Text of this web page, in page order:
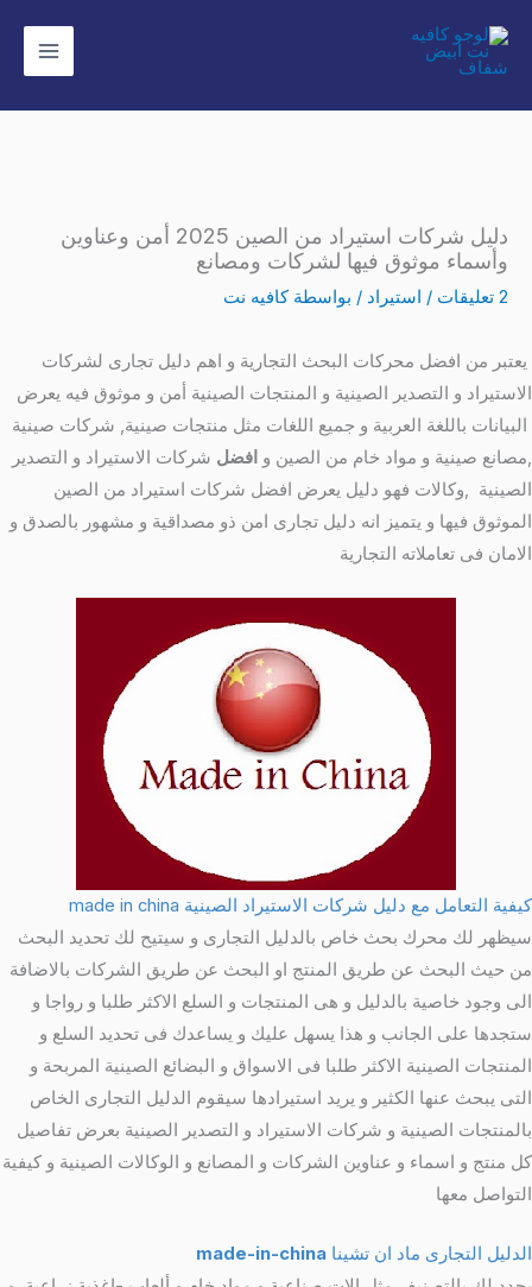
إلى
المحتوى
دليل شركات استيراد من الصين 2025 أمن وعناوين
وأسماء موثوق فيها لشركات ومصانع
2 تعليقات / استيراد / بواسطة كافيه نت
يعتبر من افضل محركات البحث التجارية و اهم دليل تجارى لشركات
الاستيراد و التصدير الصينية و المنتجات الصينية أمن و موثوق فيه يعرض
البيانات باللغة العربية و جميع اللغات مثل منتجات صينية, شركات صينية
,مصانع صينية و مواد خام من الصين و افضل شركات الاستيراد و التصدير
الصينية ,وكالات فهو دليل يعرض افضل شركات استيراد من الصين
الموثوق فيها و يتميز انه دليل تجارى امن ذو مصداقية و مشهور بالصدق و
الامان فى تعاملاته التجارية
كيفية التعامل مع دليل شركات الاستيراد الصينية made in china
سيظهر لك محرك بحث خاص بالدليل التجارى و سيتيح لك تحديد البحث
من حيث البحث عن طريق المنتج او البحث عن طريق الشركات بالاضافة
الى وجود خاصية بالدليل و هى المنتجات و السلع الاكثر طلبا و رواجا و
ستجدها على الجانب و هذا يسهل عليك و يساعدك فى تحديد السلع و
المنتجات الصينية الاكثر طلبا فى الاسواق و البضائع الصينية المربحة و
التى يبحث عنها الكثير و يريد استيرادها سيقوم الدليل التجارى الخاص
بالمنتجات الصينية و شركات الاستيراد و التصدير الصينية بعرض تفاصيل
كل منتج و اسماء و عناوين الشركات و المصانع و الوكالات الصينية و كيفية
التواصل معها
الدليل التجارى ماد ان تشينا made-in-china